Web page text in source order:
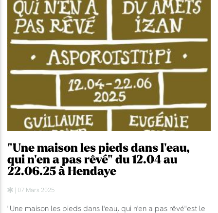
"Une maison les pieds dans l'eau,
qui n'en a pas rêvé" du 12.04 au
22.06.25 à Hendaye
| 07 Mars 2025
"Une maison les pieds dans l'eau, qui n'en a pas rêvé"est le